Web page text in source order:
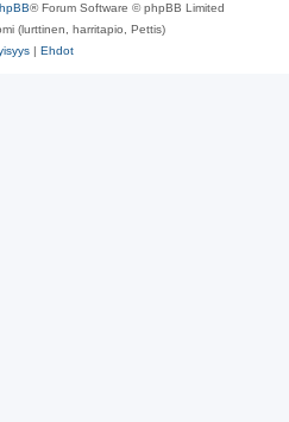
® Forum Software © phpBB Limited
(lurttinen, harritapio, Pettis)
| Ehdot